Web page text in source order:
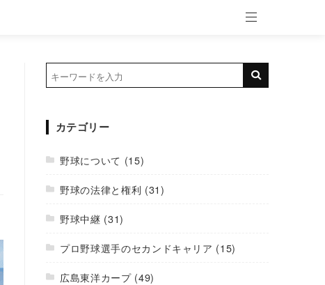
カテゴリー
野球について (15)
野球の法律と権利 (31)
野球中継 (31)
プロ野球選手のセカンドキャリア (15)
広島東洋カープ(49)